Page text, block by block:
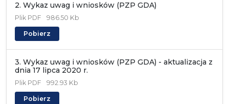
2. Wykaz uwag i wniosków (PZP GDA)
Plik PDF 986.50 Kb
Pobierz
3. Wykaz uwag i wniosków (PZP GDA) - aktualizacja z
dnia 17 lipca 2020 r.
Plik PDF 992.93 Kb
Pobierz